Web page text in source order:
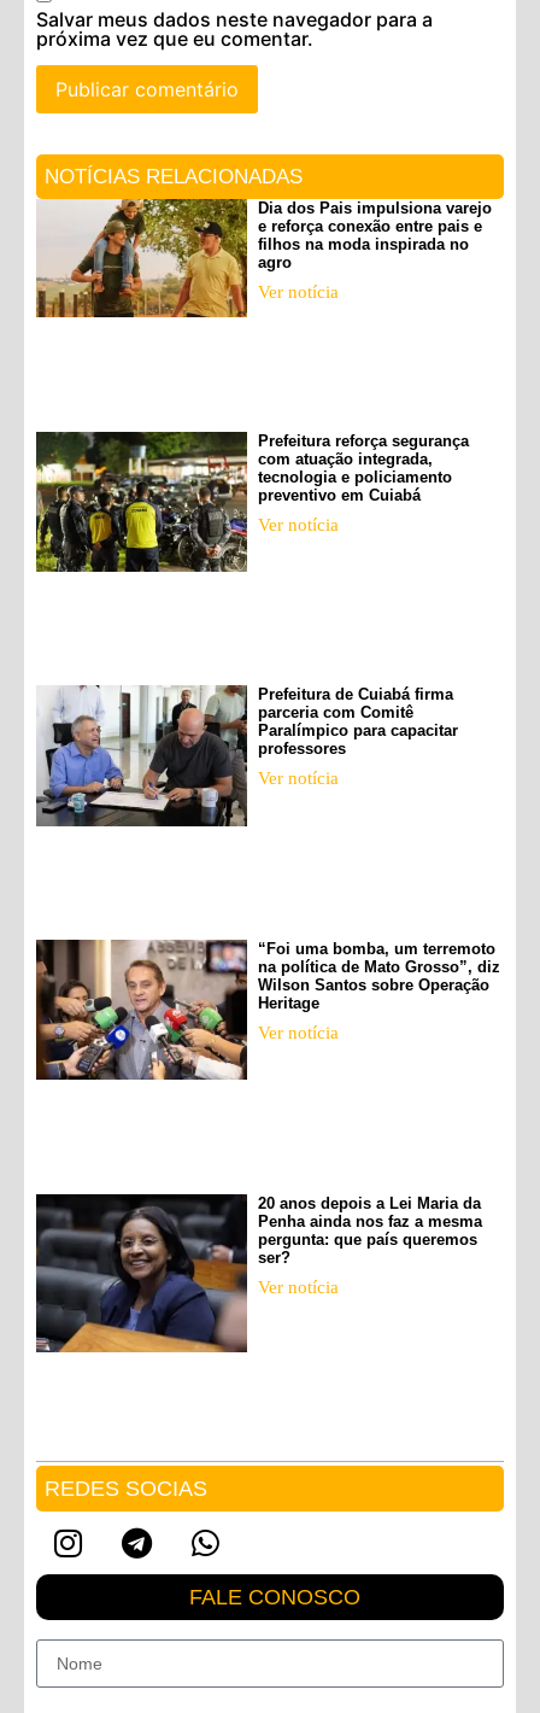
Salvar meus dados neste navegador para a
próxima vez que eu comentar.
NOTÍCIAS RELACIONADAS
Dia dos Pais impulsiona varejo
e reforça conexão entre pais e
filhos na moda inspirada no
agro
Ver notícia
Prefeitura reforça segurança
com atuação integrada,
tecnologia e policiamento
preventivo em Cuiabá
Ver notícia
Prefeitura de Cuiabá firma
parceria com Comitê
Paralímpico para capacitar
professores
Ver notícia
“Foi uma bomba, um terremoto
na política de Mato Grosso”, diz
Wilson Santos sobre Operação
Heritage
Ver notícia
20 anos depois a Lei Maria da
Penha ainda nos faz a mesma
pergunta: que país queremos
ser?
Ver notícia
REDES SOCIAS
FALE CONOSCO